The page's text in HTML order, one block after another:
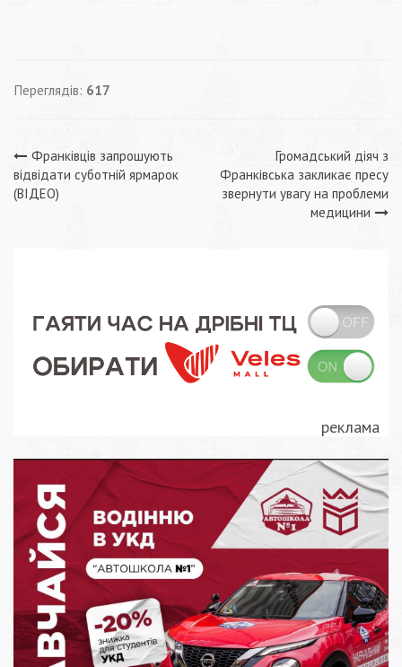
Переглядів: 617
Навігація
записів
Франківців запрошують
відвідати суботній ярмарок
(ВІДЕО)
Громадський діяч з
Франківська закликає пресу
звернути увагу на проблеми
медицини